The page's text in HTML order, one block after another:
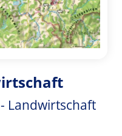
Landwirtschaft